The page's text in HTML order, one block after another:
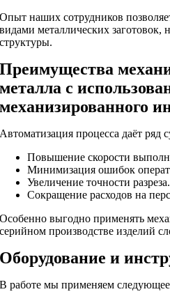
Опыт наших сотрудников
видами металлических заготовок,
структуры.
Преимущества
металла с
механизированного
Автоматизация процесса даёт ряд
Повышение скорости
Минимизация ошибок
Увеличение точности разреза.
Сокращение расходов на
Особенно выгодно применять
серийном производстве изделий
Оборудование и
В работе мы применяем следующее